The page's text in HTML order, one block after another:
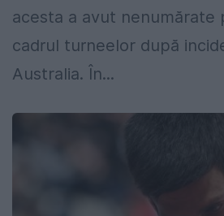
acesta a avut nenumărate
cadrul turneelor după
Australia. În...